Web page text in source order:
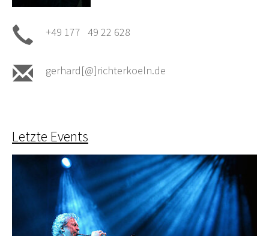
+49 177 49 22 628
gerhard[@]richterkoeln.de
Letzte Events